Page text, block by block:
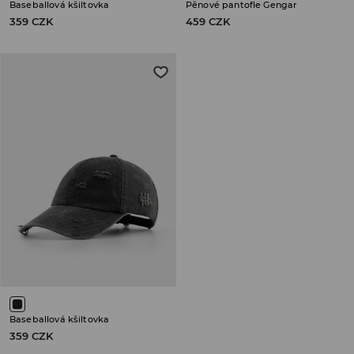
Baseballová kšiltovka
359 CZK
Pěnové pantofle Gengar
459 CZK
Baseballová kšiltovka
359 CZK